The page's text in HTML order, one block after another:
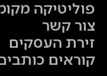
פוליטיקה
צור קשר
זירת העסקים
קוראים